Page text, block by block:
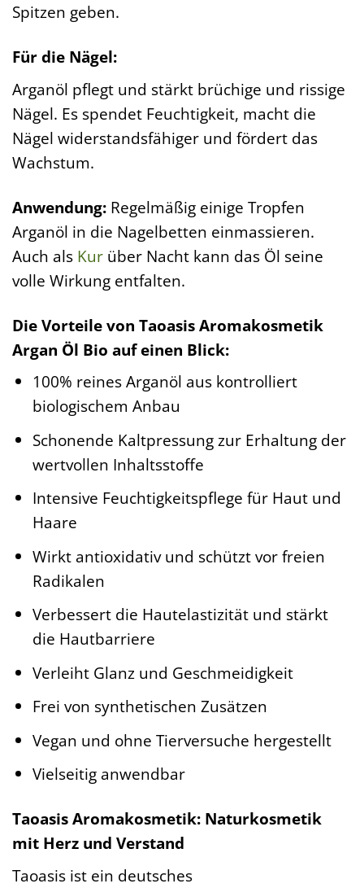
Spitzen geben.
Für die Nägel:
Arganöl pflegt und stärkt brüchige und rissige
Nägel. Es spendet Feuchtigkeit, macht die
Nägel widerstandsfähiger und fördert das
Wachstum.
Anwendung: Regelmäßig einige Tropfen
Arganöl in die Nagelbetten einmassieren.
Auch als Kur über Nacht kann das Öl seine
volle Wirkung entfalten.
Die Vorteile von Taoasis Aromakosmetik
Argan Öl Bio auf einen Blick:
100% reines Arganöl aus kontrolliert
biologischem Anbau
Schonende Kaltpressung zur Erhaltung der
wertvollen Inhaltsstoffe
Intensive Feuchtigkeitspflege für Haut und
Haare
Wirkt antioxidativ und schützt vor freien
Radikalen
Verbessert die Hautelastizität und stärkt
die Hautbarriere
Verleiht Glanz und Geschmeidigkeit
Frei von synthetischen Zusätzen
Vegan und ohne Tierversuche hergestellt
Vielseitig anwendbar
Taoasis Aromakosmetik: Naturkosmetik
mit Herz und Verstand
Taoasis ist ein deutsches